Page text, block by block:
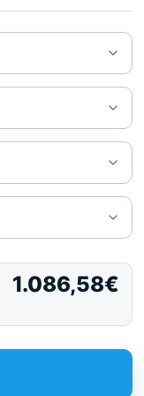
1.086,58€